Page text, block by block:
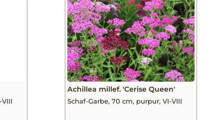
Achillea millef. 'Cerise Queen'
Schaf-Garbe, 70 cm, purpur, VI-VIII